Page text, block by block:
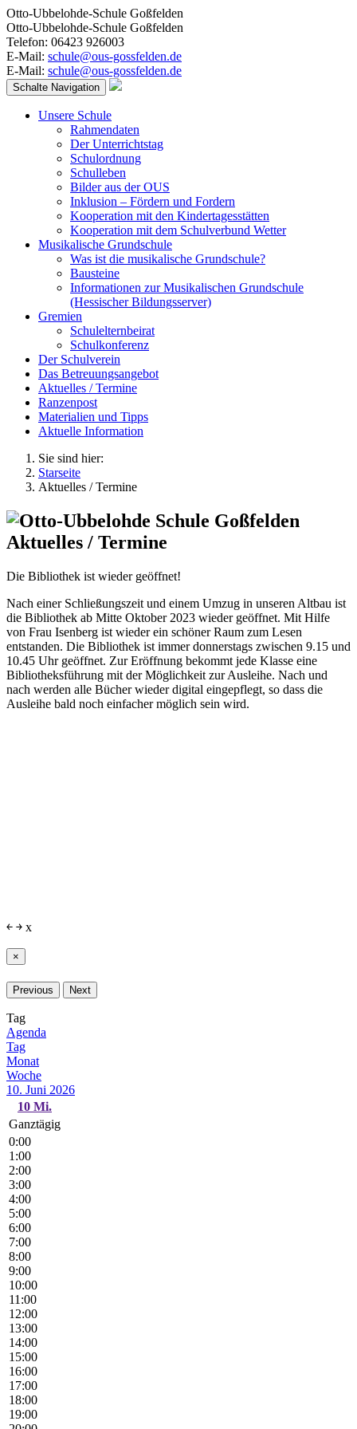
Otto-Ubbelohde-Schule Goßfelden
Otto-Ubbelohde-Schule Goßfelden
Telefon: 06423 926003
E-Mail: schule@ous-gossfelden.de
E-Mail: schule@ous-gossfelden.de
Schalte Navigation
Unsere Schule
Rahmendaten
Der Unterrichtstag
Schulordnung
Schulleben
Bilder aus der OUS
Inklusion – Fördern und Fordern
Kooperation mit den Kindertagesstätten
Kooperation mit dem Schulverbund Wetter
Musikalische Grundschule
Was ist die musikalische Grundschule?
Bausteine
Informationen zur Musikalischen Grundschule
(Hessischer Bildungsserver)
Gremien
Schulelternbeirat
Schulkonferenz
Der Schulverein
Das Betreuungsangebot
Aktuelles / Termine
Ranzenpost
Materialien und Tipps
Aktuelle Information
Sie sind hier:
Starseite
Aktuelles / Termine
Aktuelles / Termine
Die Bibliothek ist wieder geöffnet!
Nach einer Schließungszeit und einem Umzug in unseren Altbau ist
die Bibliothek ab Mitte Oktober 2023 wieder geöffnet. Mit Hilfe
von Frau Isenberg ist wieder ein schöner Raum zum Lesen
entstanden. Die Bibliothek ist immer donnerstags zwischen 9.15 und
10.45 Uhr geöffnet. Zur Eröffnung bekommt jede Klasse eine
Bibliotheksführung mit der Möglichkeit zur Ausleihe. Nach und
nach werden alle Bücher wieder digital eingepflegt, so dass die
Ausleihe bald noch einfacher möglich sein wird.
￩ ￫ x
×
Previous Next
Tag
Agenda
Tag
Monat
Woche
10. Juni 2026
10 Mi.
Ganztägig
0:00
1:00
2:00
3:00
4:00
5:00
6:00
7:00
8:00
9:00
10:00
11:00
12:00
13:00
14:00
15:00
16:00
17:00
18:00
19:00